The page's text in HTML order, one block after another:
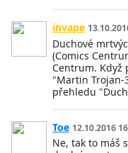
invape
Duchové
(Comics
Centrum. Když
"Martin Trojan-
přehledu
Toe 12.10.2016
Ne, tak to máš